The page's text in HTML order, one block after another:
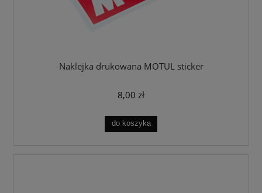
Naklejka drukowana MOTUL sticker
8,00 zł
do koszyka